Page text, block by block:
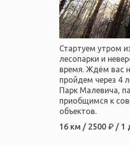
Стартуем утром
лесопарки и
время. Ждём вас
пройдем через 4
Парк Малевича,
приобщимся к
объектов.
16 км / 2500 ₽ / 1